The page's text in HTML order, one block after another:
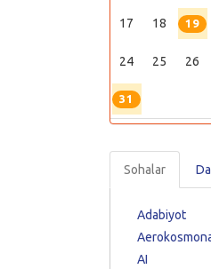
17 18 19
24 25 26
31
Sohalar
Adabiyot
AI